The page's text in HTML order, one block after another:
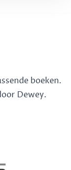
boeken.
Dewey.